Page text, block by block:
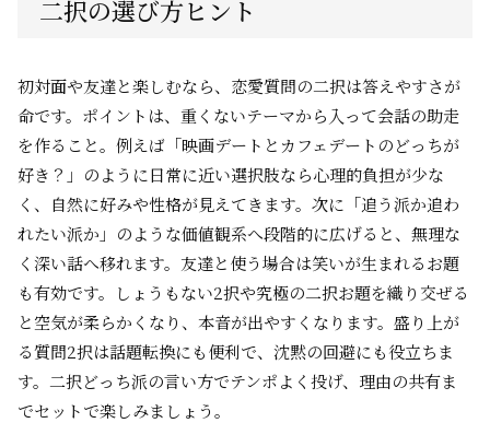
二択の選び方ヒント
初対面や友達と楽しむなら、恋愛質問の二択は答えやすさが
命です。ポイントは、重くないテーマから入って会話の助走
を作ること。例えば「映画デートとカフェデートのどっちが
好き？」のように日常に近い選択肢なら心理的負担が少な
く、自然に好みや性格が見えてきます。次に「追う派か追わ
れたい派か」のような価値観系へ段階的に広げると、無理な
く深い話へ移れます。友達と使う場合は笑いが生まれるお題
も有効です。しょうもない2択や究極の二択お題を織り交ぜる
と空気が柔らかくなり、本音が出やすくなります。盛り上が
る質問2択は話題転換にも便利で、沈黙の回避にも役立ちま
す。二択どっち派の言い方でテンポよく投げ、理由の共有ま
でセットで楽しみましょう。